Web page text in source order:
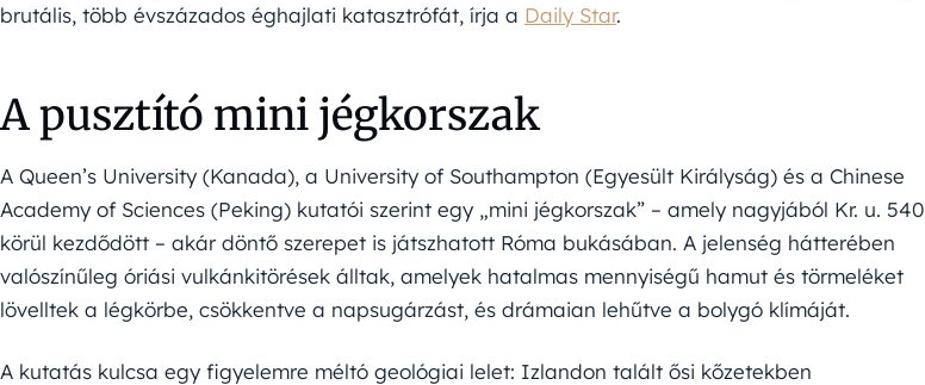
brutális, több évszázados éghajlati katasztrófát, írja a Daily Star.
A pusztító mini jégkorszak
A Queen’s University (Kanada), a University of Southampton (Egyesült Királyság) és a Chinese
Academy of Sciences (Peking) kutatói szerint egy „mini jégkorszak” – amely nagyjából Kr. u. 540
körül kezdődött – akár döntő szerepet is játszhatott Róma bukásában. A jelenség hátterében
valószínűleg óriási vulkánkitörések álltak, amelyek hatalmas mennyiségű hamut és törmeléket
lövelltek a légkörbe, csökkentve a napsugárzást, és drámaian lehűtve a bolygó klímáját.
A kutatás kulcsa egy figyelemre méltó geológiai lelet: Izlandon talált ősi kőzetekben